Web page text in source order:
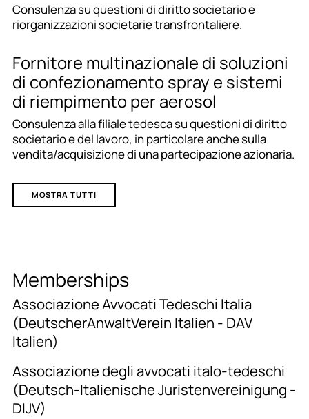
Consulenza su questioni di diritto societario e
riorganizzazioni societarie transfrontaliere.
Fornitore multinazionale di soluzioni
di confezionamento spray e sistemi
di riempimento per aerosol
Consulenza alla filiale tedesca su questioni di diritto
societario e del lavoro, in particolare anche sulla
vendita/acquisizione di una partecipazione azionaria.
MOSTRA TUTTI
Memberships
Associazione Avvocati Tedeschi Italia
(DeutscherAnwaltVerein Italien - DAV
Italien)
Associazione degli avvocati italo-tedeschi
(Deutsch-Italienische Juristenvereinigung -
DIJV)